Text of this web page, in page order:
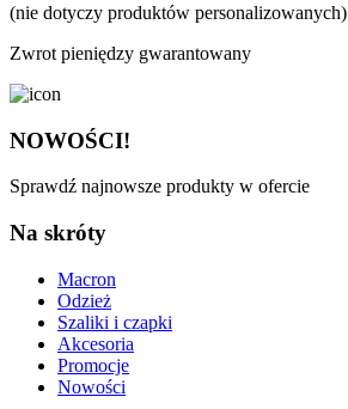
(nie dotyczy produktów personalizowanych)
Zwrot pieniędzy gwarantowany
NOWOŚCI!
Sprawdź najnowsze produkty w ofercie
Na skróty
Macron
Odzież
Szaliki i czapki
Akcesoria
Promocje
Nowości